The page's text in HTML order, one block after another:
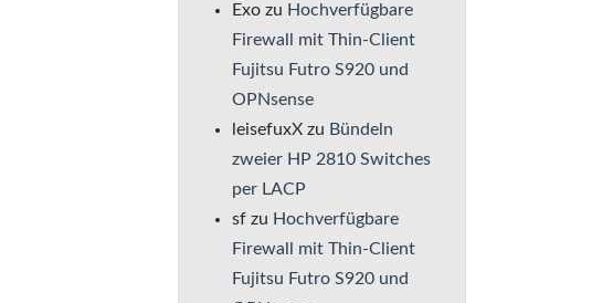
Exo zu Hochverfügbare
Firewall mit Thin-Client
Fujitsu Futro S920 und
OPNsense
leisefuxX zu Bündeln
zweier HP 2810 Switches
per LACP
sf zu Hochverfügbare
Firewall mit Thin-Client
Fujitsu Futro S920 und